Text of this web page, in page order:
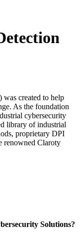
created to help
As the foundation
cybersecurity
library of industrial
proprietary DPI
renowned Claroty
Solutions?